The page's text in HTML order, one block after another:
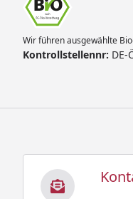
Wir führen ausgewählte
Kontrollstellennr: DE-